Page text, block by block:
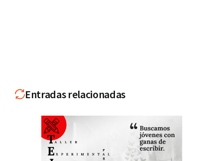
Entradas relacionadas